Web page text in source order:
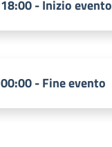
18:00 - Inizio evento
00:00 - Fine evento